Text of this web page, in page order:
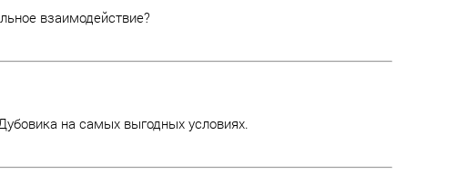
взаимодействие?
на самых выгодных условиях.